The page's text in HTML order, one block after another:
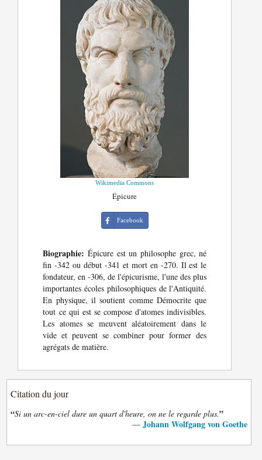
Wikimedia Commons
Épicure
Facebook
Biographie: Épicure est un philosophe grec, né
fin -342 ou début -341 et mort en -270. Il est le
fondateur, en -306, de l'épicurisme, l'une des plus
importantes écoles philosophiques de l'Antiquité.
En physique, il soutient comme Démocrite que
tout ce qui est se compose d'atomes indivisibles.
Les atomes se meuvent aléatoirement dans le
vide et peuvent se combiner pour former des
agrégats de matière.
Citation du jour
“Si un arc-en-ciel dure un quart d'heure, on ne le regarde plus.”
— Johann Wolfgang von Goethe